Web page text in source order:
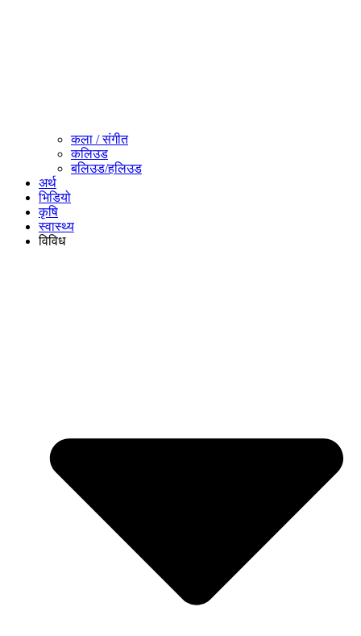
कला / संगीत​
कलिउड
बलिउड/हलिउड
अर्थ
भिडियो
कृषि
स्वास्थ्य
विविध